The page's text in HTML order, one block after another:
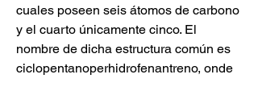
cuales poseen seis átomos de carbono
y el cuarto únicamente cinco. El
nombre de dicha estructura común es
ciclopentanoperhidrofenantreno, onde